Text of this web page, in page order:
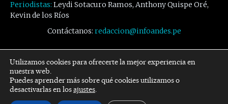
Periodistas: Leydi Sotacuro Ramos, Anthony Quispe Oré,
Kevin de los Ríos
Contáctanos: redaccion@infoandes.pe
Síguenos
Facebook Twitter Youtube
Utilizamos cookies para ofrecerte la mejor experiencia en
nuestra web.
Puedes aprender más sobre qué cookies utilizamos o
desactivarlas en losajustes.